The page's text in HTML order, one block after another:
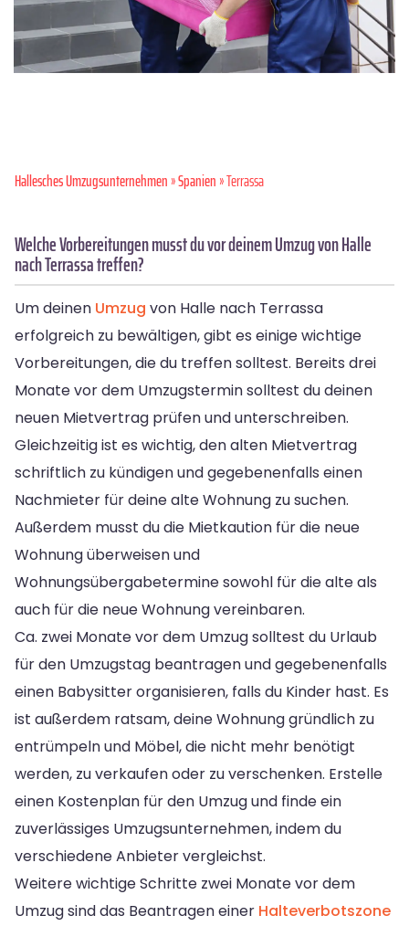
Hallesches Umzugsunternehmen»Spanien» Terrassa
Welche Vorbereitungen musst du vor deinem Umzug von Halle
nach Terrassa treffen?
Um deinen Umzug von Halle nach Terrassa
erfolgreich zu bewältigen, gibt es einige wichtige
Vorbereitungen, die du treffen solltest. Bereits drei
Monate vor dem Umzugstermin solltest du deinen
neuen Mietvertrag prüfen und unterschreiben.
Gleichzeitig ist es wichtig, den alten Mietvertrag
schriftlich zu kündigen und gegebenenfalls einen
Nachmieter für deine alte Wohnung zu suchen.
Außerdem musst du die Mietkaution für die neue
Wohnung überweisen und
Wohnungsübergabetermine sowohl für die alte als
auch für die neue Wohnung vereinbaren.
Ca. zwei Monate vor dem Umzug solltest du Urlaub
für den Umzugstag beantragen und gegebenenfalls
einen Babysitter organisieren, falls du Kinder hast. Es
ist außerdem ratsam, deine Wohnung gründlich zu
entrümpeln und Möbel, die nicht mehr benötigt
werden, zu verkaufen oder zu verschenken. Erstelle
einen Kostenplan für den Umzug und finde ein
zuverlässiges Umzugsunternehmen, indem du
verschiedene Anbieter vergleichst.
Weitere wichtige Schritte zwei Monate vor dem
Umzug sind das Beantragen einer Halteverbotszone